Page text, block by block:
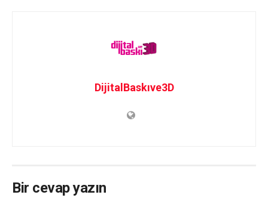
DijitalBaskıve3D
Bir cevap yazın